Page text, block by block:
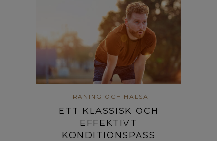
TRÄNING OCH HÄLSA
ETT KLASSISK OCH
EFFEKTIVT
KONDITIONSPASS